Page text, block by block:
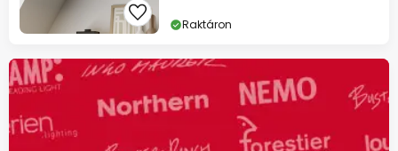
Raktáron